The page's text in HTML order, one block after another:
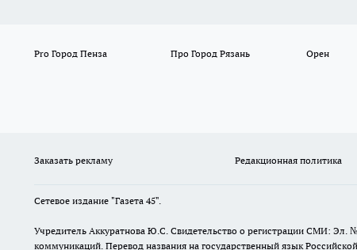
Pro Город Пенза Про Город Рязань Орен
Заказать рекламу Редакционная политика
Сетевое издание "Газета 45".
Учредитель Аккуратнова Ю.С. Свидетельство о регистрации СМИ: Эл.
коммуникаций. Перевод названия на государственный язык